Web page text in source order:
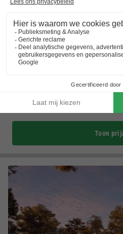
EuroParcs Ruinen
Drenthe,Ruinen Kaart
Omgeven door natuur
Grote indoorspeeltuin
Toon